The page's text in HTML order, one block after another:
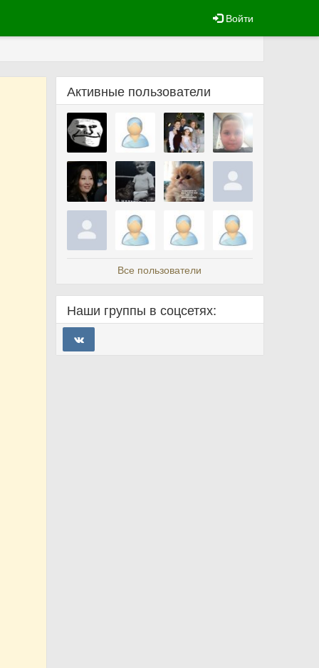
Войти
Активные пользователи
Все пользователи
Наши группы в соцсетях: